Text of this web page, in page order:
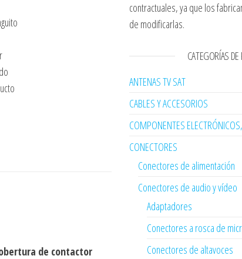
de contactor
contractuales, ya que los
de modificarlas.
CATEGORÍAS
ANTENAS TV SAT
CABLES Y ACCESORIOS
COMPONENTES
CONECTORES
Conectores de alimentación
Conectores de audio y vídeo
Adaptadores
Conectores a rosca de
Conectores de altavoces